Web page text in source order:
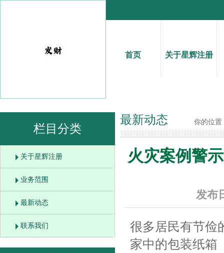
首页 关于星辉注册
栏目分类
关于星辉注册
业务范围
最新动态
联系我们
最新动态 你的位置
火灾案例警
发布
很多居民有节俭
家中的包装纸箱